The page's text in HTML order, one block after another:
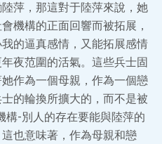
萍，那這對于陸萍來說，她
機構的正面回響而被拓展，
的逼真感情，又能拓展感情
夜范圍的活氣。這些兵士固
作為一個母親，作為一個戀
的輪換所擴大的，而不是被
構-別人的存在要能與陸萍的
也意味著，作為母親和戀